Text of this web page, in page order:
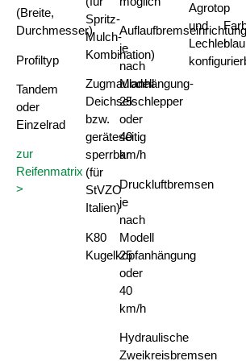
(Breite,
Durchmesser)
Profiltyp
Tandem
oder
Einzelrad
zur
Reifenmatrix
>
Spritz-
Mulch-
Kombination)
Zugmaulanhängung-
Deichselschlepper
bzw.
geräteseitig
sperrbar
(für
StVZO
Italien)
K80
Kugelkopfanhängung
je
nach
Modell
25
oder
40
km/h
Druckluftbremsen
je
nach
Modell
25
oder
40
km/h
Hydraulische
Zweikreisbremsen
Agrotop
und
Lechlerblau